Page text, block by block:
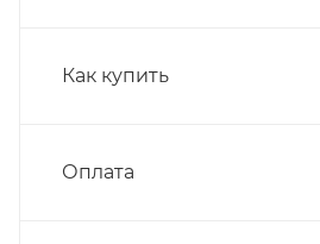
Как купить
Оплата